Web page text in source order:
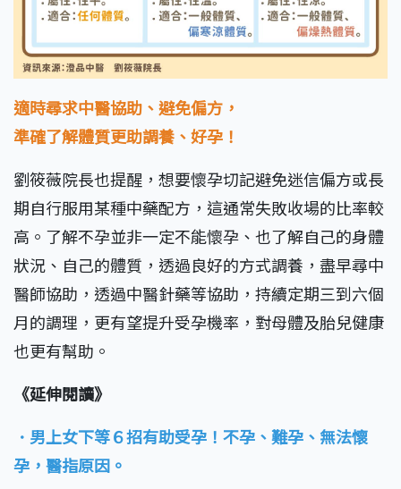
適時尋求中醫協助、避免偏方，
準確了解體質更助調養、好孕！
劉筱薇院長也提醒，想要懷孕切記避免迷信偏方或長
期自行服用某種中藥配方，這通常失敗收場的比率較
高。了解不孕並非一定不能懷孕、也了解自己的身體
狀況、自己的體質，透過良好的方式調養，盡早尋中
醫師協助，透過中醫針藥等協助，持續定期三到六個
月的調理，更有望提升受孕機率，對母體及胎兒健康
也更有幫助。
《延伸閱讀》
．男上女下等６招有助受孕！不孕、難孕、無法懷
孕，醫指原因。